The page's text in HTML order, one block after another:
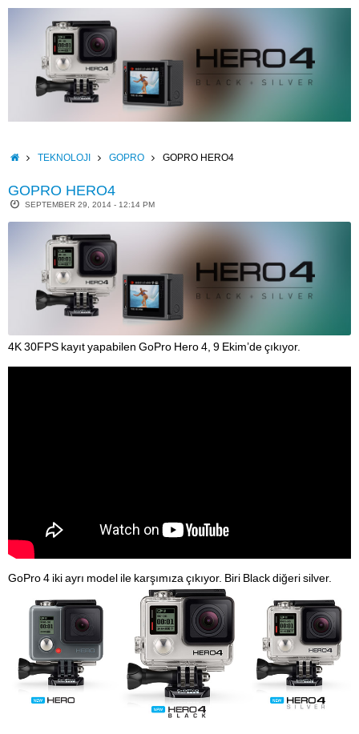
Skip
HOMETEKNOLOJI GOPRO GOPRO HERO4
GOPRO HERO4
SEPTEMBER 29, 2014 - 12:14 PM
4K 30FPS kayıt yapabilen GoPro Hero 4, 9 Ekim’de çıkıyor.
GoPro 4 iki ayrı model ile karşımıza çıkıyor. Biri Black diğeri silver.